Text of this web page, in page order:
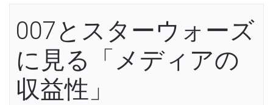
007とスターウォーズ
に見る「メディアの
収益性」